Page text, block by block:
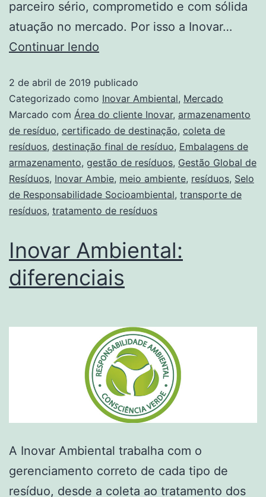
parceiro sério, comprometido e com sólida
atuação no mercado. Por isso a Inovar…
Continuar lendo
2 de abril de 2019 publicado
Categorizado como Inovar Ambiental, Mercado
Marcado com Área do cliente Inovar, armazenamento
de resíduo, certificado de destinação, coleta de
resíduos, destinação final de resíduo, Embalagens de
armazenamento, gestão de resíduos, Gestão Global de
Resíduos, Inovar Ambie, meio ambiente, resíduos, Selo
de Responsabilidade Socioambiental, transporte de
resíduos, tratamento de resíduos
Inovar Ambiental:
diferenciais
A Inovar Ambiental trabalha com o
gerenciamento correto de cada tipo de
resíduo, desde a coleta ao tratamento dos